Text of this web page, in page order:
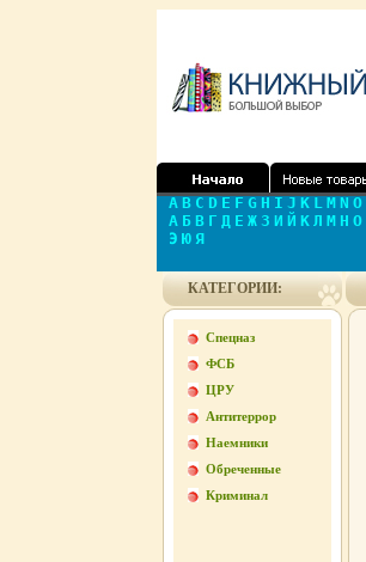
A B C D E F G H I J K L M N O
А Б В Г Д Е Ж З И Й К Л М Н О
Э Ю Я
КАТЕГОРИИ:
Спецназ
ФСБ
ЦРУ
Антитеррор
Наемники
Обреченные
Криминал